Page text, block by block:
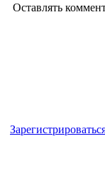
Оставлять